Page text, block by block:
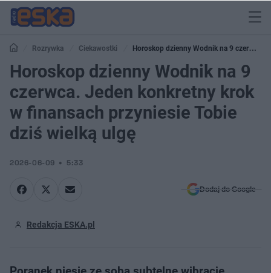
Rozrywka Ciekawostki
Horoskop dzienny Wodnik na 9 czerwca.
Jeden konkretny krok w finansach przyniesie Tobie dziś wielką ulgę
Horoskop dzienny Wodnik na 9
czerwca. Jeden konkretny krok
w finansach przyniesie Tobie
dziś wielką ulgę
2026-06-09 5:33
Dodaj do Google
Redakcja ESKA.pl